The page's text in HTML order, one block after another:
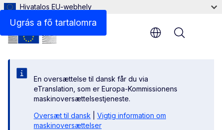
Ugrás a fő tartalomra
Hivatalos EU-webhely
En oversættelse til dansk får du via
eTranslation, som er Europa-Kommissionens
maskinoversættelsestjeneste.
Oversæt til dansk
Vigtig information om
maskinoversættelser
Menu